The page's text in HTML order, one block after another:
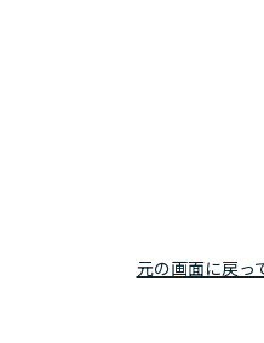
元の画面に戻っ